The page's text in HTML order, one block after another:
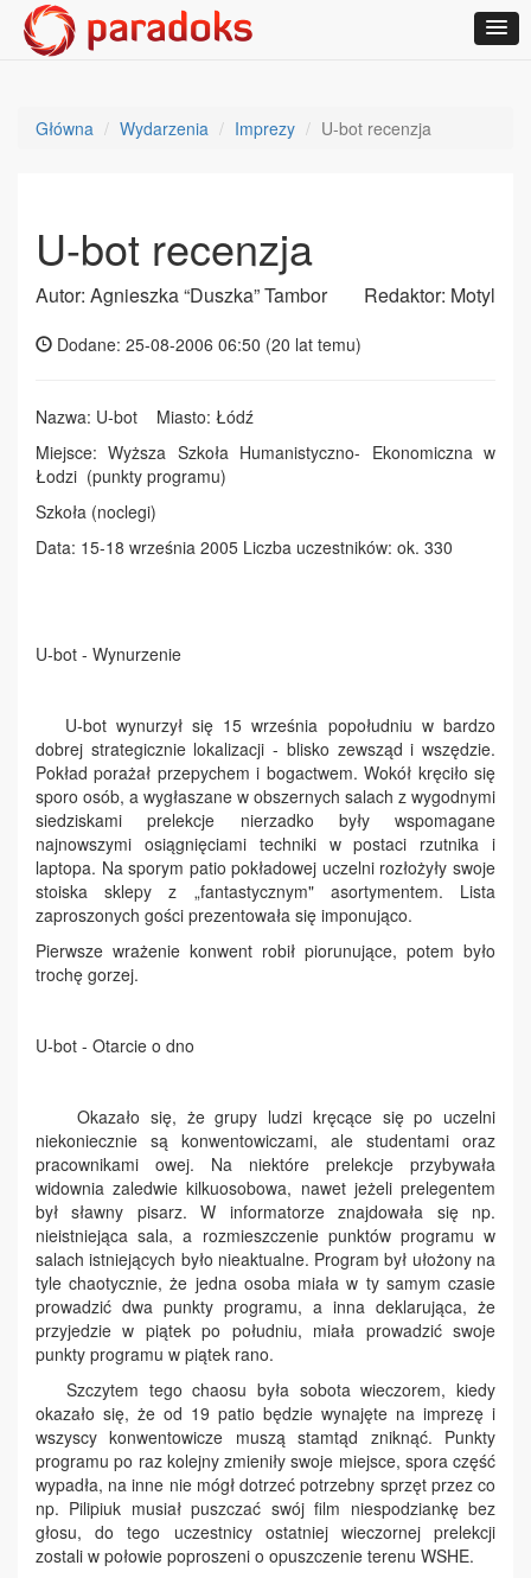
Główna Wydarzenia Imprezy U-bot recenzja
U-bot recenzja
Autor: Agnieszka “Duszka” Tambor Redaktor: Motyl
Dodane: 25-08-2006 06:50 (20 lat temu)
Nazwa: U-bot Miasto: Łódź
Miejsce: Wyższa Szkoła Humanistyczno- Ekonomiczna w
Łodzi (punkty programu)
Szkoła (noclegi)
Data: 15-18 września 2005 Liczba uczestników: ok. 330
U-bot - Wynurzenie
U-bot wynurzył się 15 września popołudniu w bardzo
dobrej strategicznie lokalizacji - blisko zewsząd i wszędzie.
Pokład porażał przepychem i bogactwem. Wokół kręciło się
sporo osób, a wygłaszane w obszernych salach z wygodnymi
siedziskami prelekcje nierzadko były wspomagane
najnowszymi osiągnięciami techniki w postaci rzutnika i
laptopa. Na sporym patio pokładowej uczelni rozłożyły swoje
stoiska sklepy z „fantastycznym" asortymentem. Lista
zaproszonych gości prezentowała się imponująco.
Pierwsze wrażenie konwent robił piorunujące, potem było
trochę gorzej.
U-bot - Otarcie o dno
Okazało się, że grupy ludzi kręcące się po uczelni
niekoniecznie są konwentowiczami, ale studentami oraz
pracownikami owej. Na niektóre prelekcje przybywała
widownia zaledwie kilkuosobowa, nawet jeżeli prelegentem
był sławny pisarz. W informatorze znajdowała się np.
nieistniejąca sala, a rozmieszczenie punktów programu w
salach istniejących było nieaktualne. Program był ułożony na
tyle chaotycznie, że jedna osoba miała w ty samym czasie
prowadzić dwa punkty programu, a inna deklarująca, że
przyjedzie w piątek po południu, miała prowadzić swoje
punkty programu w piątek rano.
Szczytem tego chaosu była sobota wieczorem, kiedy
okazało się, że od 19 patio będzie wynajęte na imprezę i
wszyscy konwentowicze muszą stamtąd zniknąć. Punkty
programu po raz kolejny zmieniły swoje miejsce, spora część
wypadła, na inne nie mógł dotrzeć potrzebny sprzęt przez co
np. Pilipiuk musiał puszczać swój film niespodziankę bez
głosu, do tego uczestnicy ostatniej wieczornej prelekcji
zostali w połowie poproszeni o opuszczenie terenu WSHE.